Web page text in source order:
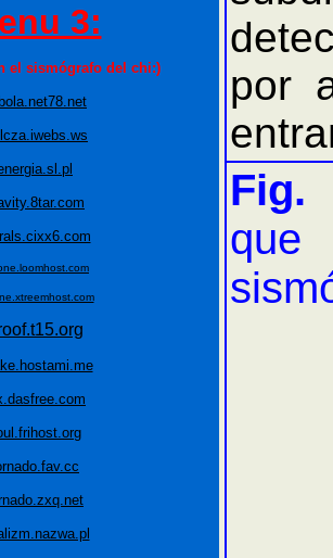
3:
el sismógrafo del chi:)
por
Fig.
que